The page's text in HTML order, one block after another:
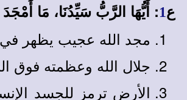
ع1: أَيُّهَا الرَّبُّ سَيِّدُنَا، مَا
مجد الله عجيب يظهر
جلال الله وعظمته فوق
الأرض ترمز للجسد